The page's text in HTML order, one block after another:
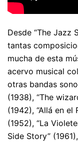
Desde “The Jazz
tantas
mucha de esta
acervo musical
otras bandas
(1938), “The
(1942), “Allá en el
(1952), “La
Side Story”